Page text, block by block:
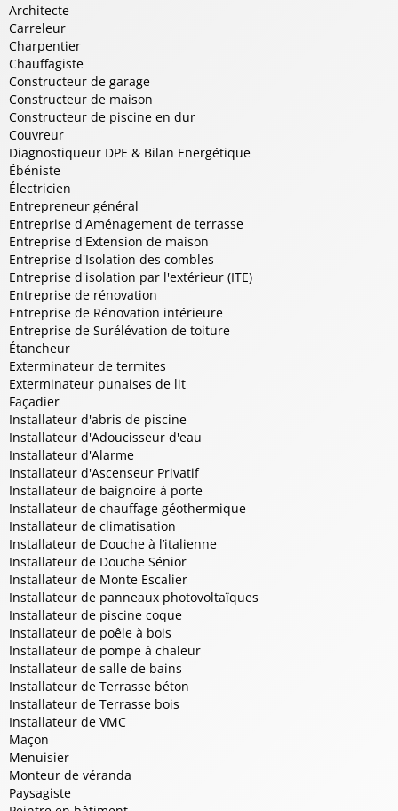
Architecte
Carreleur
Charpentier
Chauffagiste
Constructeur de garage
Constructeur de maison
Constructeur de piscine en dur
Couvreur
Diagnostiqueur DPE & Bilan Energétique
Ébéniste
Électricien
Entrepreneur général
Entreprise d'Aménagement de terrasse
Entreprise d'Extension de maison
Entreprise d'Isolation des combles
Entreprise d'isolation par l'extérieur (ITE)
Entreprise de rénovation
Entreprise de Rénovation intérieure
Entreprise de Surélévation de toiture
Étancheur
Exterminateur de termites
Exterminateur punaises de lit
Façadier
Installateur d'abris de piscine
Installateur d'Adoucisseur d'eau
Installateur d'Alarme
Installateur d'Ascenseur Privatif
Installateur de baignoire à porte
Installateur de chauffage géothermique
Installateur de climatisation
Installateur de Douche à l’italienne
Installateur de Douche Sénior
Installateur de Monte Escalier
Installateur de panneaux photovoltaïques
Installateur de piscine coque
Installateur de poêle à bois
Installateur de pompe à chaleur
Installateur de salle de bains
Installateur de Terrasse béton
Installateur de Terrasse bois
Installateur de VMC
Maçon
Menuisier
Monteur de véranda
Paysagiste